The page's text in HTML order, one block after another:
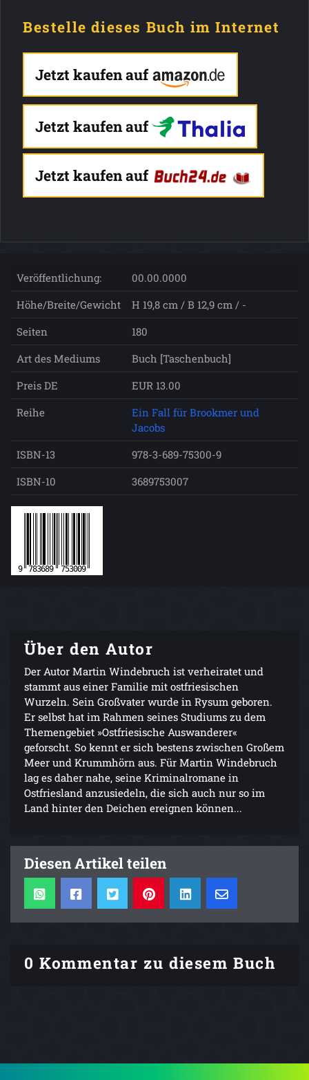
Bestelle dieses Buch im Internet
Jetzt kaufen auf
Jetzt kaufen auf
Jetzt kaufen auf
Veröffentlichung:
00.00.0000
Höhe/Breite/Gewicht
H 19,8 cm / B 12,9 cm / -
Seiten
180
Art des Mediums
Buch [Taschenbuch]
Preis DE
EUR 13.00
Reihe
Ein Fall für Brookmer und
Jacobs
ISBN-13
978-3-689-75300-9
ISBN-10
3689753007
Über den Autor
Der Autor Martin Windebruch ist verheiratet und
stammt aus einer Familie mit ostfriesischen
Wurzeln. Sein Großvater wurde in Rysum geboren.
Er selbst hat im Rahmen seines Studiums zu dem
Themengebiet »Ostfriesische Auswanderer«
geforscht. So kennt er sich bestens zwischen Großem
Meer und Krummhörn aus. Für Martin Windebruch
lag es daher nahe, seine Kriminalromane in
Ostfriesland anzusiedeln, die sich auch nur so im
Land hinter den Deichen ereignen können...
Diesen Artikel teilen
0 Kommentar zu diesem Buch